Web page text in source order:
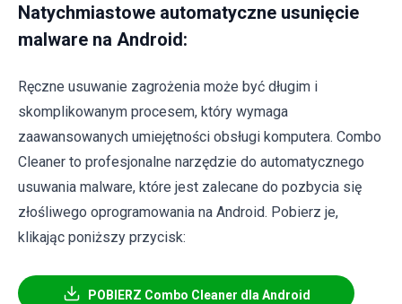
Natychmiastowe automatyczne usunięcie
malware na Android:
Ręczne usuwanie zagrożenia może być długim i
skomplikowanym procesem, który wymaga
zaawansowanych umiejętności obsługi komputera. Combo
Cleaner to profesjonalne narzędzie do automatycznego
usuwania malware, które jest zalecane do pozbycia się
złośliwego oprogramowania na Android. Pobierz je,
klikając poniższy przycisk:
POBIERZ Combo Cleaner dla Android